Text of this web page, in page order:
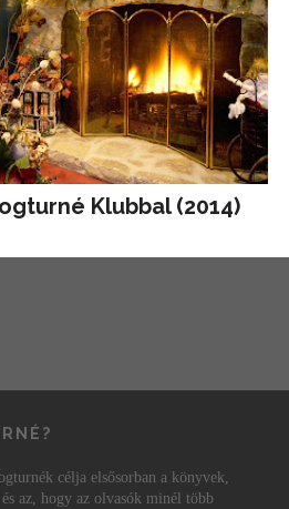
Klubbal (2014)
célja elsősorban a könyvek,
és az, hogy az olvasók minél több